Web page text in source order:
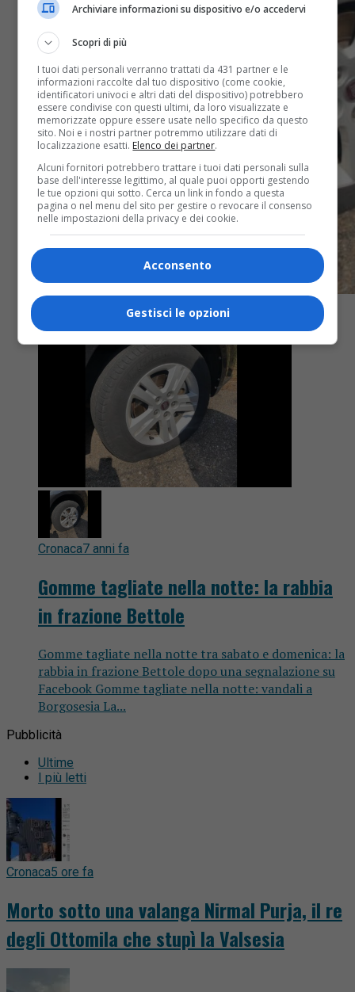
Cronaca7 anni fa
Gomme tagliate nella notte: la rabbia
in frazione Bettole
Gomme tagliate nella notte tra sabato e domenica: la
rabbia in frazione Bettole dopo una segnalazione su
Facebook Gomme tagliate nella notte: vandali a
Borgosesia La...
Pubblicità
Ultime
I più letti
Cronaca5 ore fa
Morto sotto una valanga Nirmal Purja, il re
degli Ottomila che stupì la Valsesia
Archiviare informazioni su dispositivo e/o accedervi
Scopri di più
I tuoi dati personali verranno trattati da 431 partner e le
informazioni raccolte dal tuo dispositivo (come cookie,
identificatori univoci e altri dati del dispositivo) potrebbero
essere condivise con questi ultimi, da loro visualizzate e
memorizzate oppure essere usate nello specifico da questo
sito. Noi e i nostri partner potremmo utilizzare dati di
localizzazione esatti. Elenco dei partner.
Alcuni fornitori potrebbero trattare i tuoi dati personali sulla
base dell'interesse legittimo, al quale puoi opporti gestendo
le tue opzioni qui sotto. Cerca un link in fondo a questa
pagina o nel menu del sito per gestire o revocare il consenso
nelle impostazioni della privacy e dei cookie.
Acconsento
Gestisci le opzioni